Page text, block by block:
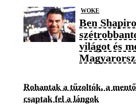
WOKE
Ben
világot és
Rohantak a tűzoltók, a
csaptak fel a lángok